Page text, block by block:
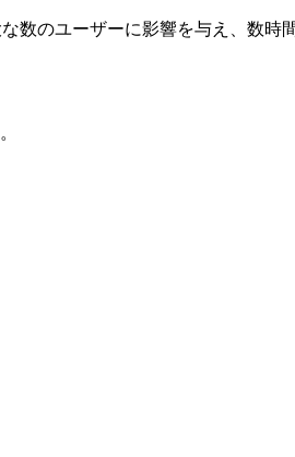
数のユーザーに影響を与え、数時